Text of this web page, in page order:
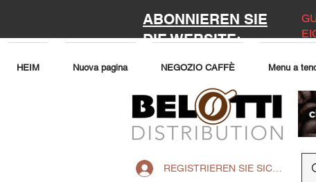
ABONNIEREN SIE
DIE WEBSITE:
HEIM Nuova pagina NEGOZIO CAFFÈ Menu a
REGISTRIEREN SIE SICH AUF